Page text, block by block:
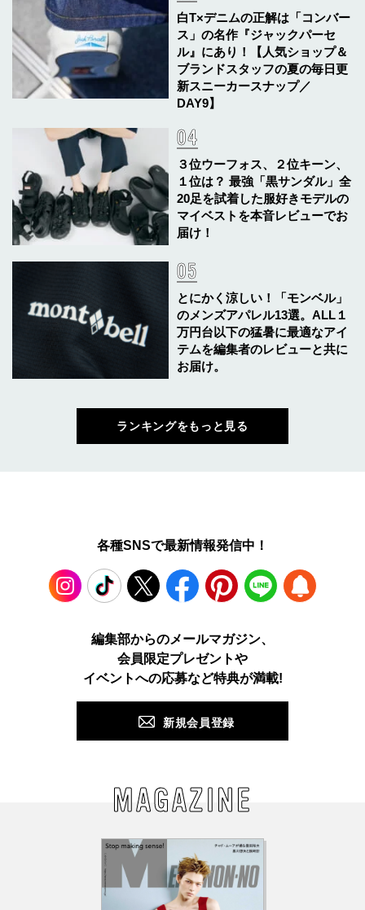
白T×デニムの正解は「コンバー
ス」の名作『ジャックパーセ
ル』にあり！【人気ショップ＆
ブランドスタッフの夏の毎日更
新スニーカースナップ／
DAY9】
３位ウーフォス、２位キーン、
１位は？ 最強「黒サンダル」全
20足を試着した服好きモデルの
マイベストを本音レビューでお
届け！
とにかく涼しい！「モンベル」
のメンズアパレル13選。ALL１
万円台以下の猛暑に最適なアイ
テムを編集者のレビューと共に
お届け。
ランキングをもっと見る
各種SNSで最新情報発信中！
TikTok Facebook Pinterest LINE
編集部からのメールマガジン、
会員限定プレゼントや
イベントへの応募など特典が満載!
新規会員登録
MAGAZINE